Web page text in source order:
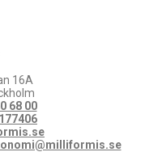
16A
68 00